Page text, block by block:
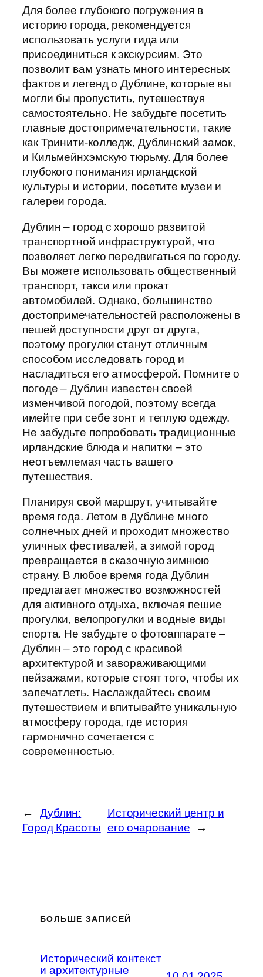
Для более глубокого погружения в
историю города, рекомендуется
использовать услуги гида или
присоединиться к экскурсиям. Это
позволит вам узнать много интересных
фактов и легенд о Дублине, которые вы
могли бы пропустить, путешествуя
самостоятельно. Не забудьте посетить
главные достопримечательности, такие
как Тринити-колледж, Дублинский замок,
и Кильмейнхэмскую тюрьму. Для более
глубокого понимания ирландской
культуры и истории, посетите музеи и
галереи города.
Дублин – город с хорошо развитой
транспортной инфраструктурой, что
позволяет легко передвигаться по городу.
Вы можете использовать общественный
транспорт, такси или прокат
автомобилей. Однако, большинство
достопримечательностей расположены в
пешей доступности друг от друга,
поэтому прогулки станут отличным
способом исследовать город и
насладиться его атмосферой. Помните о
погоде – Дублин известен своей
изменчивой погодой, поэтому всегда
имейте при себе зонт и теплую одежду.
Не забудьте попробовать традиционные
ирландские блюда и напитки – это
неотъемлемая часть вашего
путешествия.
Планируя свой маршрут, учитывайте
время года. Летом в Дублине много
солнечных дней и проходит множество
уличных фестивалей, а зимой город
превращается в сказочную зимнюю
страну. В любое время года Дублин
предлагает множество возможностей
для активного отдыха, включая пешие
прогулки, велопрогулки и водные виды
спорта. Не забудьте о фотоаппарате –
Дублин – это город с красивой
архитектурой и завораживающими
пейзажами, которые стоят того, чтобы их
запечатлеть. Наслаждайтесь своим
путешествием и впитывайте уникальную
атмосферу города, где история
гармонично сочетается с
современностью.
←
Дублин:
Город Красоты
Исторический центр и
его очарование
→
БОЛЬШЕ ЗАПИСЕЙ
Исторический контекст
и архитектурные